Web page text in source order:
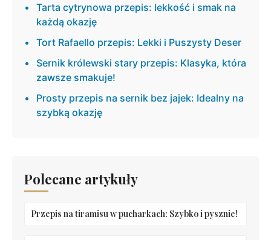
Tarta cytrynowa przepis: lekkość i smak na
każdą okazję
Tort Rafaello przepis: Lekki i Puszysty Deser
Sernik królewski stary przepis: Klasyka, która
zawsze smakuje!
Prosty przepis na sernik bez jajek: Idealny na
szybką okazję
Polecane artykuły
Przepis na tiramisu w pucharkach: Szybko i pysznie!